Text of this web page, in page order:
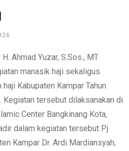
Ahmad Yuzar, S.Sos., MT
manasik haji sekaligus
Kabupaten Kampar Tahun
tersebut dilaksanakan di
Center Bangkinang Kota,
dalam kegiatan tersebut Pj
Kampar Dr. Ardi Mardiansyah,